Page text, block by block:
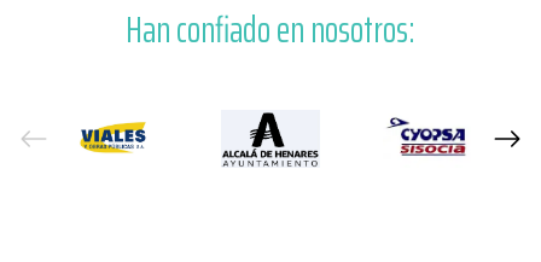
Han confiado en nosotros: